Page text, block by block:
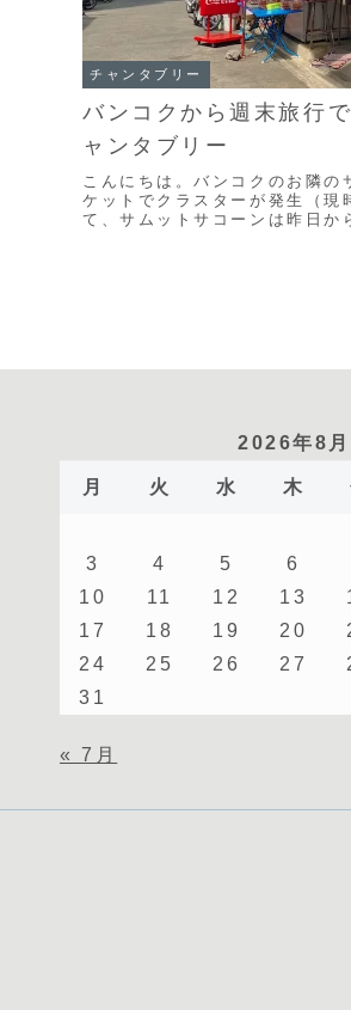
チャンタブリー
バンコクから週末旅行
ャンタブリー
こんにちは。バンコクのお隣の
ケットでクラスターが発生（現
て、サムットサコーンは昨日か
2026年8月
月 火 水 木
3
4 5 6
10
11 12 13
17
18 19 20
24
25 26 27
31
« 7月